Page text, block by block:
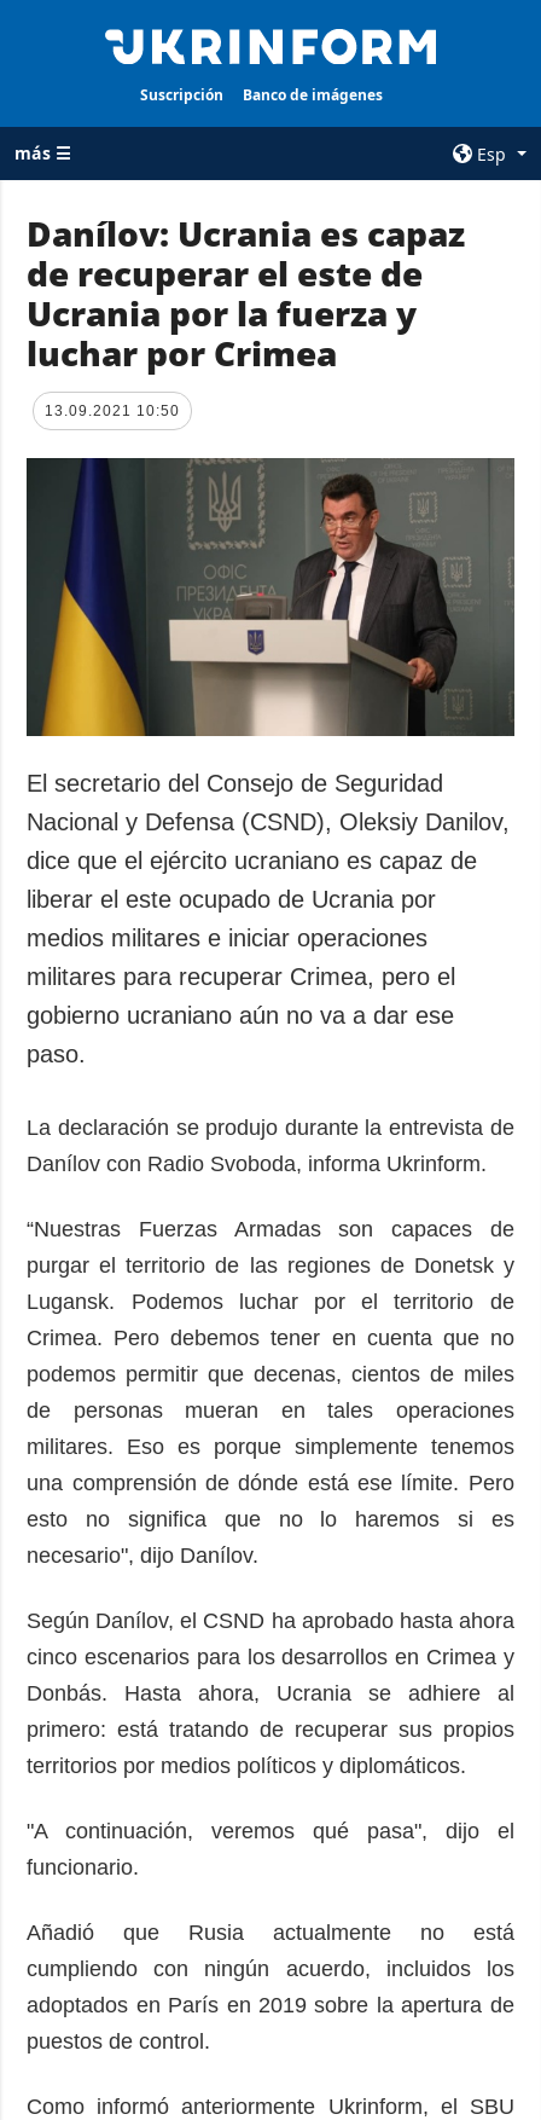
Suscripción Banco de imágenes
más ☰
Esp
TODAS LAS
CATEGORÍAS
Guerra
Reconstrucción
de Ucrania
Política
Economía
Defensa
Sociedad y
Cultura
Deportes
Crimen
Desastres y
emergencias
AGENCIA
sobre la agencia
contacto
Política de
privacidad y
protección de
datos personales
ADICIONAL
Podcasts
Publicaciones
Entrevistas
Fotos
Video
Releases
SERVICIOS
Suscripción
imágenes
Danílov: Ucrania es capaz
de recuperar el este de
Ucrania por la fuerza y
luchar por Crimea
13.09.2021 10:50
El secretario del Consejo de Seguridad
Nacional y Defensa (CSND), Oleksiy Danilov,
dice que el ejército ucraniano es capaz de
liberar el este ocupado de Ucrania por
medios militares e iniciar operaciones
militares para recuperar Crimea, pero el
gobierno ucraniano aún no va a dar ese
paso.
La declaración se produjo durante la entrevista de
Danílov con Radio Svoboda, informa Ukrinform.
“Nuestras Fuerzas Armadas son capaces de
purgar el territorio de las regiones de Donetsk y
Lugansk. Podemos luchar por el territorio de
Crimea. Pero debemos tener en cuenta que no
podemos permitir que decenas, cientos de miles
de personas mueran en tales operaciones
militares. Eso es porque simplemente tenemos
una comprensión de dónde está ese límite. Pero
esto no significa que no lo haremos si es
necesario", dijo Danílov.
Según Danílov, el CSND ha aprobado hasta ahora
cinco escenarios para los desarrollos en Crimea y
Donbás. Hasta ahora, Ucrania se adhiere al
primero: está tratando de recuperar sus propios
territorios por medios políticos y diplomáticos.
"A continuación, veremos qué pasa", dijo el
funcionario.
Añadió que Rusia actualmente no está
cumpliendo con ningún acuerdo, incluidos los
adoptados en París en 2019 sobre la apertura de
puestos de control.
Como informó anteriormente Ukrinform, el SBU